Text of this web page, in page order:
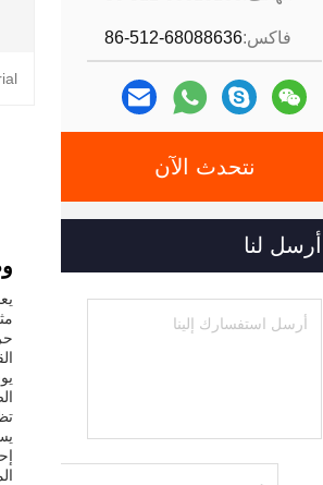
فاكس:86-512-68088636
نتحدث الآن
أرسل لنا